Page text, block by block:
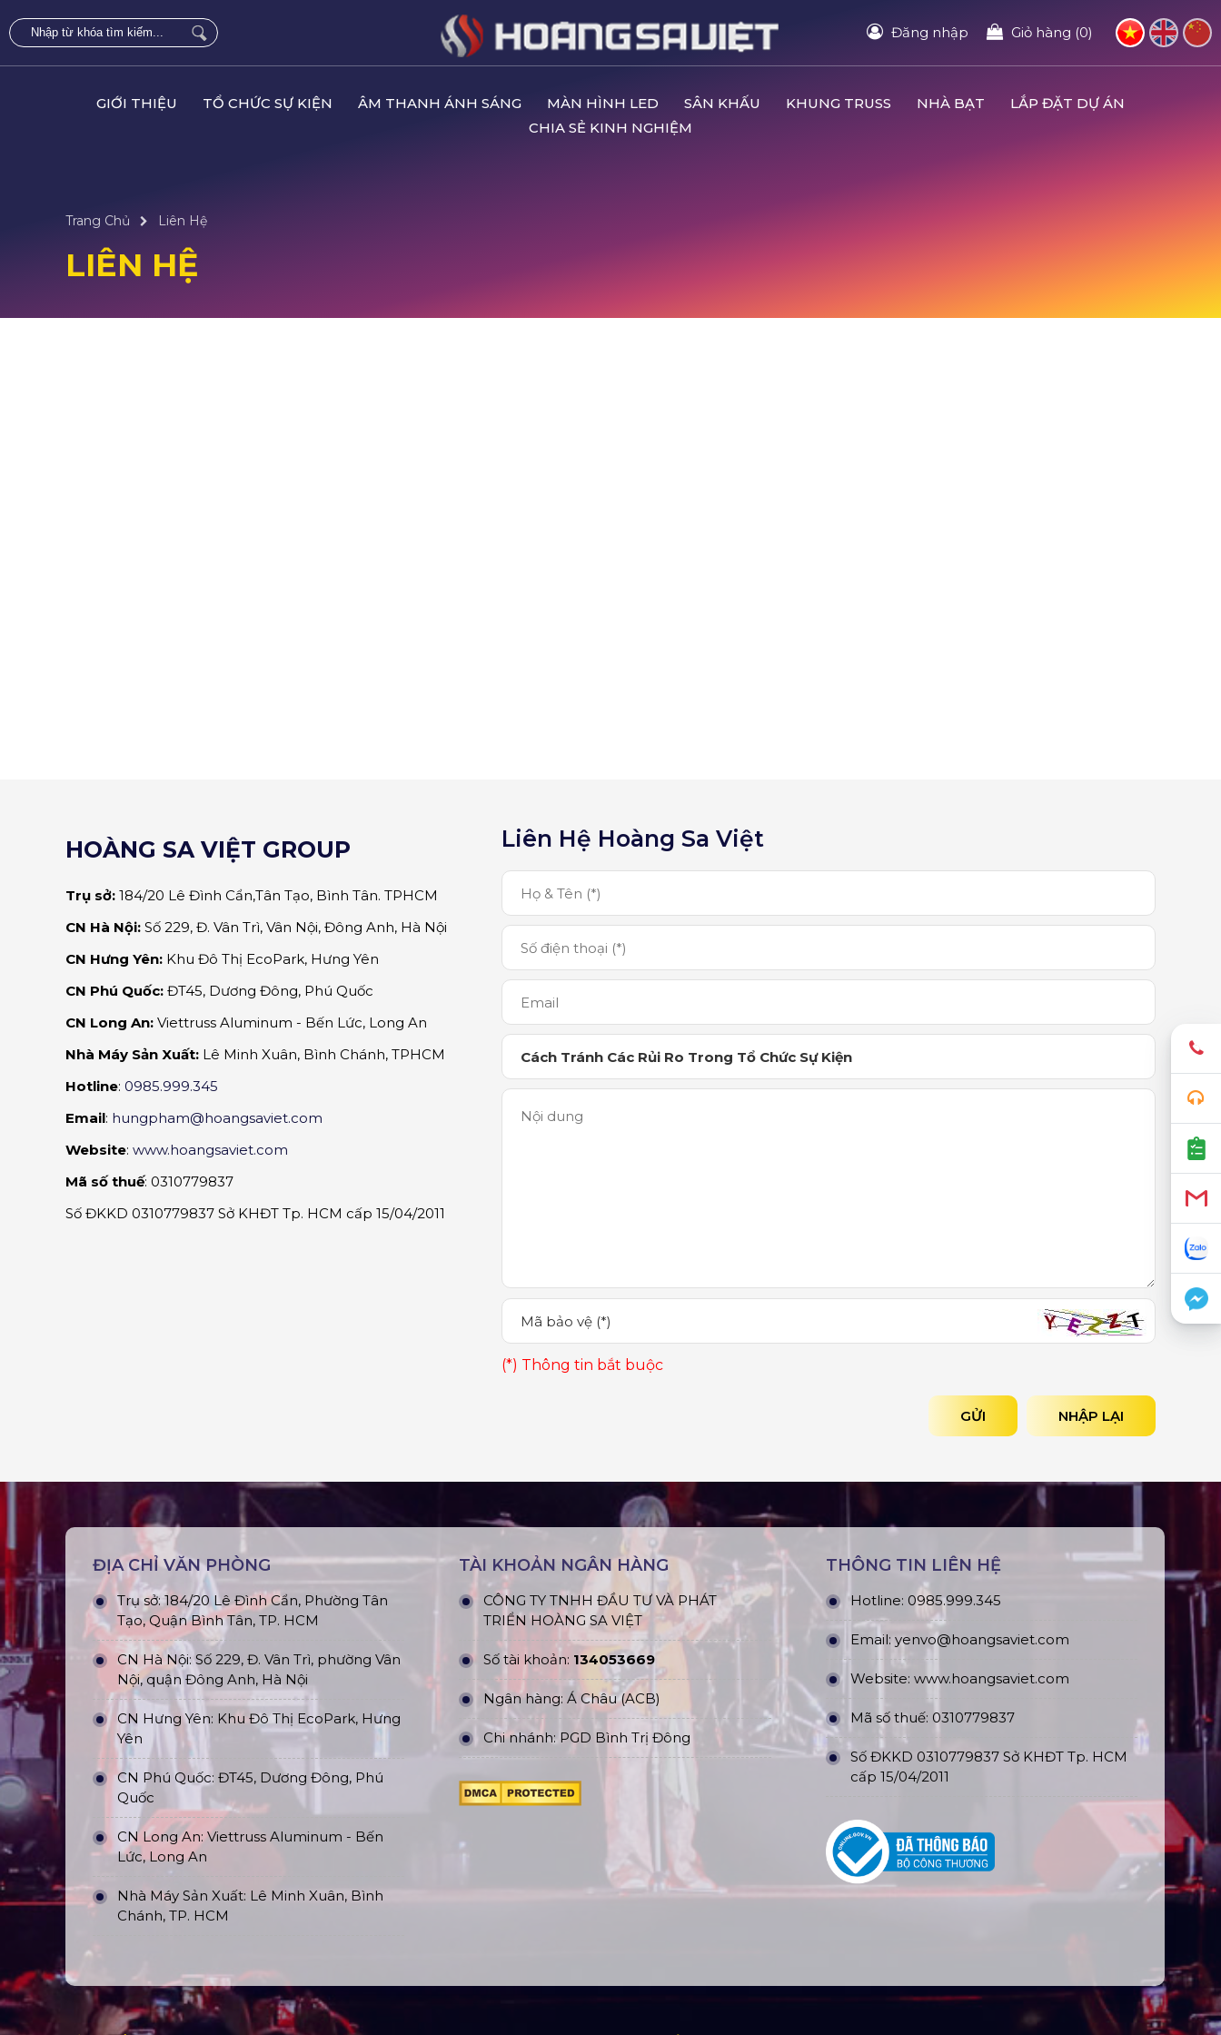
Đăng nhập Giỏ hàng (0)
GIỚI THIỆU TỔ CHỨC SỰ KIỆN ÂM THANH ÁNH SÁNG MÀN HÌNH LED SÂN KHẤU KHUNG TRUSS NHÀ BẠT
LẮP ĐẶT DỰ ÁN
CHIA SẺ KINH NGHIỆM
Trang Chủ Liên Hệ
LIÊN HỆ
HOÀNG SA VIỆT GROUP
Trụ sở: 184/20 Lê Đình Cẩn,Tân Tạo, Bình Tân. TPHCM
CN Hà Nội: Số 229, Đ. Vân Trì, Vân Nội, Đông Anh, Hà Nội
CN Hưng Yên: Khu Đô Thị EcoPark, Hưng Yên
CN Phú Quốc: ĐT45, Dương Đông, Phú Quốc
CN Long An: Viettruss Aluminum - Bến Lức, Long An
Nhà Máy Sản Xuất: Lê Minh Xuân, Bình Chánh, TPHCM
Hotline: 0985.999.345
Email: hungpham@hoangsaviet.com
Website: www.hoangsaviet.com
Mã số thuế: 0310779837
Số ĐKKD 0310779837 Sở KHĐT Tp. HCM cấp 15/04/2011
Liên Hệ Hoàng Sa Việt
(*) Thông tin bắt buộc
NHẬP LẠI
GỬI
ĐỊA CHỈ VĂN PHÒNG
Trụ sở: 184/20 Lê Đình Cẩn, Phường Tân
Tạo, Quận Bình Tân, TP. HCM
CN Hà Nội: Số 229, Đ. Vân Trì, phường Vân
Nội, quận Đông Anh, Hà Nội
CN Hưng Yên: Khu Đô Thị EcoPark, Hưng
Yên
CN Phú Quốc: ĐT45, Dương Đông, Phú
Quốc
CN Long An: Viettruss Aluminum - Bến
Lức, Long An
Nhà Máy Sản Xuất: Lê Minh Xuân, Bình
Chánh, TP. HCM
TÀI KHOẢN NGÂN HÀNG
CÔNG TY TNHH ĐẦU TƯ VÀ PHÁT
TRIỂN HOÀNG SA VIỆT
Số tài khoản: 134053669
Ngân hàng: Á Châu (ACB)
Chi nhánh: PGD Bình Trị Đông
THÔNG TIN LIÊN HỆ
Hotline: 0985.999.345
Email: yenvo@hoangsaviet.com
Website: www.hoangsaviet.com
Mã số thuế: 0310779837
Số ĐKKD 0310779837 Sở KHĐT Tp. HCM
cấp 15/04/2011